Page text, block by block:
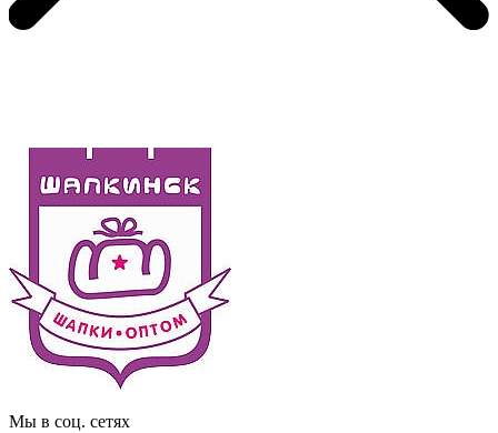
Мы в соц. сетях